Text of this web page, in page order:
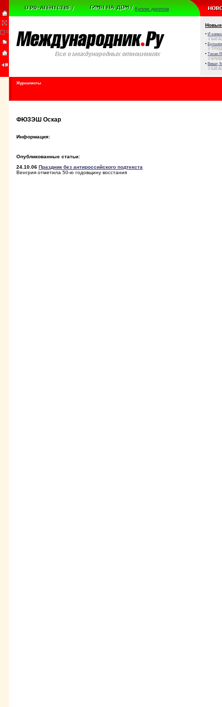
Куплю диплом
Новые
• И
//
•
//
• Тихая
//
• Виват,
//
Журналисты
ФЮЗЭШ Оскар
Информация:
Опубликованные статьи:
24.10.06 Праздник без антироссийского подтекста
Венгрия отметила 50-ю годовщину восстания